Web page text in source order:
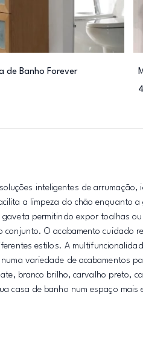
de Banho Forever
inteligentes de arrumação,
a limpeza do chão enquanto
permitindo expor toalhas
O acabamento cuidado
estilos. A
variedade de acabamentos
branco brilho, carvalho preto,
casa de banho num espaço mais